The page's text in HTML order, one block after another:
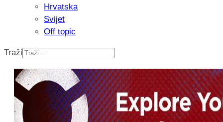
Recenzija: Einhell Professional CP-
nikada prije
Hrvatska
Svijet
Off topic
Traži